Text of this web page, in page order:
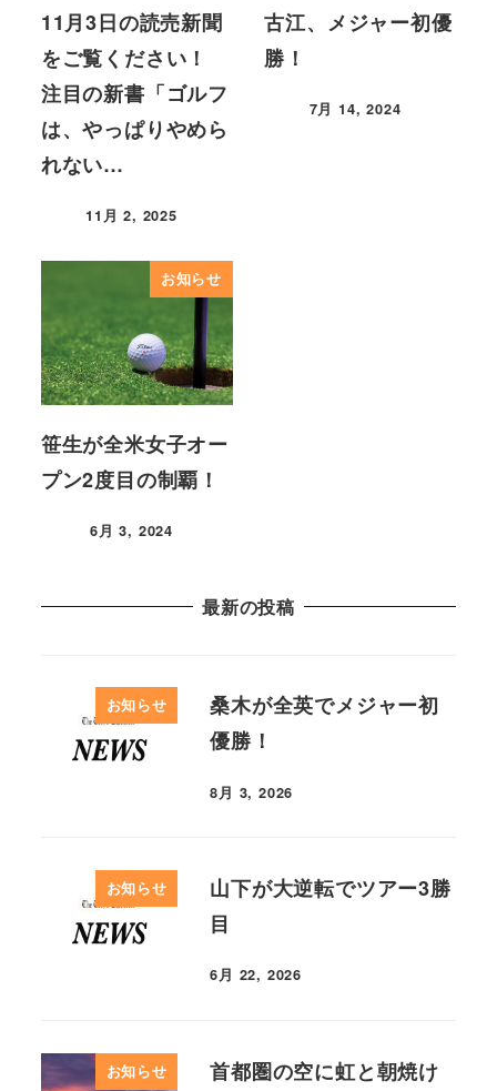
11月3日の読売新聞
をご覧ください！
注目の新書「ゴルフ
は、やっぱりやめら
れない…
11月 2, 2025
古江、メジャー初優
勝！
7月 14, 2024
お知らせ
笹生が全米女子オー
プン2度目の制覇！
6月 3, 2024
最新の投稿
お知らせ
桑木が全英でメジャー初
優勝！
8月 3, 2026
お知らせ
山下が大逆転でツアー3勝
目
6月 22, 2026
お知らせ
首都圏の空に虹と朝焼け